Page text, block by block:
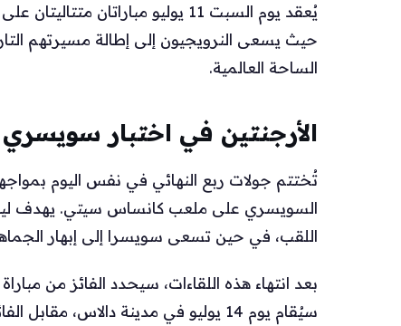
يُعقد يوم السبت 11 يوليو مباراتان
حيث يسعى النرويجيون إلى إطالة مسيرتهم
الساحة العالمية.
الأرجنتين في اختبار سويسري
تُختتم جولات ربع النهائي في نفس اليوم
السويسري على ملعب كانساس سيتي. يهدف
اللقب، في حين تسعى سويسرا إلى إبهار
بعد انتهاء هذه اللقاءات، سيحدد الفائز من
سيُقام يوم 14 يوليو في مدينة دالاس، مقابل الفائز من مواجهة إسبانيا وبلجيكا.